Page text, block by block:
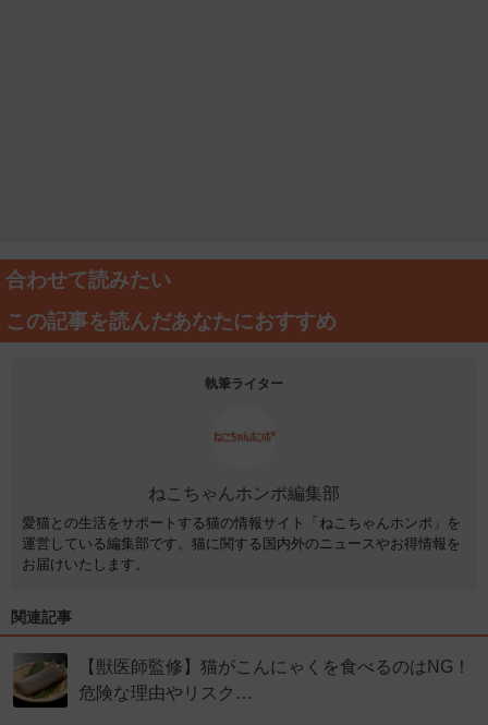
合わせて読みたい
この記事を読んだあなたにおすすめ
執筆ライター
ねこちゃんホンポ編集部
愛猫との生活をサポートする猫の情報サイト「ねこちゃんホンポ」を
運営している編集部です。猫に関する国内外のニュースやお得情報を
お届けいたします。
関連記事
【獣医師監修】猫がこんにゃくを食べるのはNG！
危険な理由やリスク…